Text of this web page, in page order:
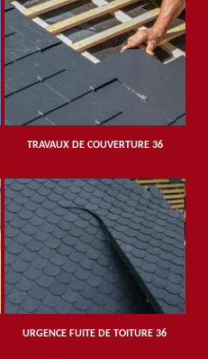
TRAVAUX DE COUVERTURE 36
URGENCE FUITE DE TOITURE 36